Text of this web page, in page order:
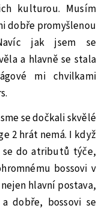
kulturou. Musím
dobře promyšlenou
jak jsem se
a hlavně se stala
mi chvilkami
se dočkali skvělé
2 hrát nemá. I když
se do atributů týče,
bossovi v
hlavní postava,
dobře, bossovi se